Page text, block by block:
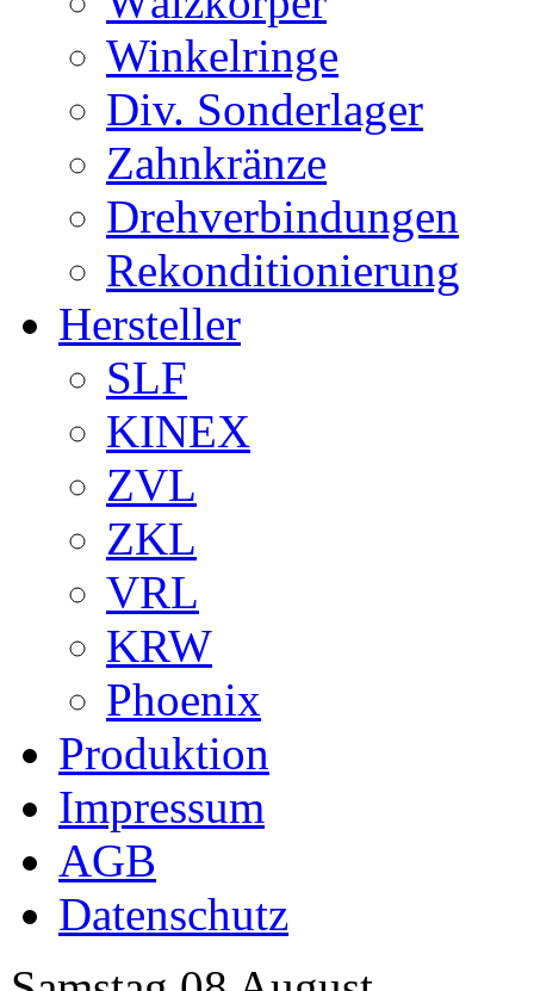
Winkelringe
Div. Sonderlager
Zahnkränze
Drehverbindungen
Rekonditionierung
Hersteller
SLF
KINEX
ZVL
ZKL
VRL
KRW
Phoenix
Produktion
Impressum
AGB
Datenschutz